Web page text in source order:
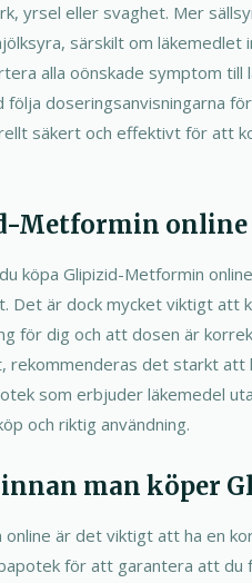
yrsel eller svaghet. Mer
särskilt om
alla oönskade symptom till
doseringsanvisningarna
säkert och effektivt för att
Metformin online
köpa Glipizid-Metformin
Det är dock mycket viktigt att
för dig och att dosen är
det starkt att
som erbjuder läkemedel
och riktig användning.
innan man köper
är det viktigt att ha en
för att garantera att du